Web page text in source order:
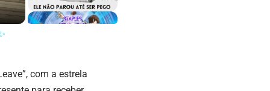
com a estrela